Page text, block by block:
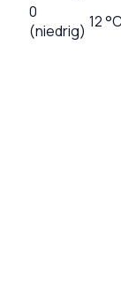
0
(niedrig) 12